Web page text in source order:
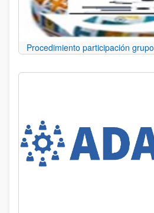
Procedimiento participación